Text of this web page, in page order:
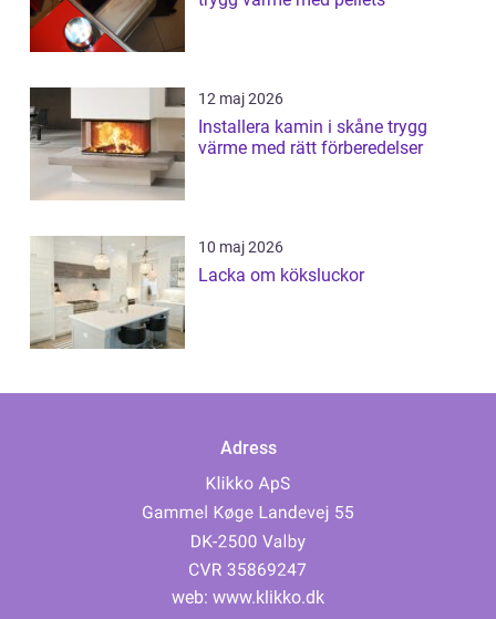
12 maj 2026
Installera kamin i skåne trygg
värme med rätt förberedelser
10 maj 2026
Lacka om köksluckor
Adress
web: www.klikko.dk